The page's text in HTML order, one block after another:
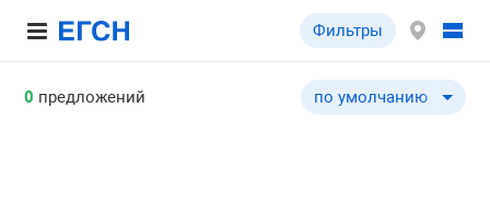
Фильтры
0 предложений по умолчанию
по умолчанию